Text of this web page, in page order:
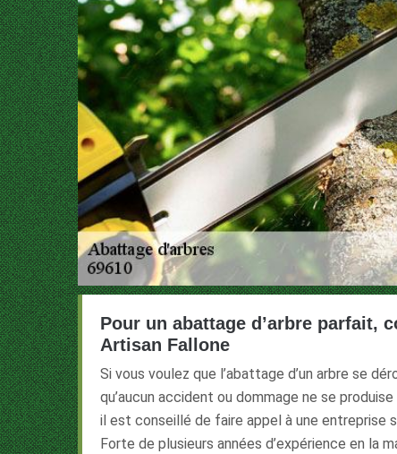
Pour un abattage d’arbre parfait,
Artisan Fallone
Si vous voulez que l’abattage d’un arbre se
qu’aucun accident ou dommage ne se
il est conseillé de faire appel à une entreprise
Forte de plusieurs années d’expérience en la